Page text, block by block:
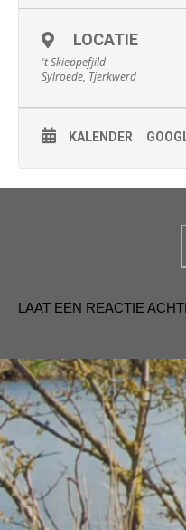
LOCATIE
't Skieppefjild
Sylroede, Tjerkwerd
KALENDER
LAAT EEN REACTIE